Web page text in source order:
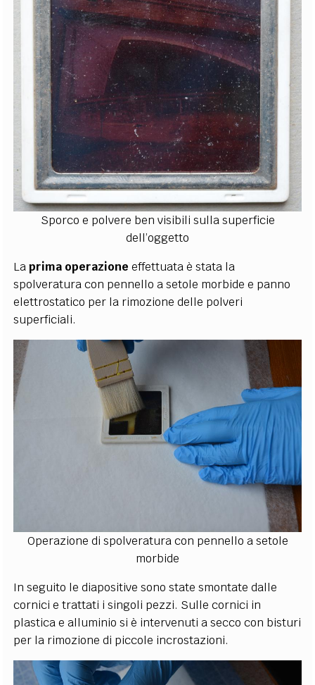
Sporco e polvere ben visibili sulla superficie
dell’oggetto
Laprima operazione effettuata è stata la
spolveratura con pennello a setole morbide e panno
elettrostatico per la rimozione delle polveri
superficiali.
Operazione di spolveratura con pennello a setole
morbide
In seguito le diapositive sono state smontate dalle
cornici e trattati i singoli pezzi. Sulle cornici in
plastica e alluminio si è intervenuti a secco con bisturi
per la rimozione di piccole incrostazioni.